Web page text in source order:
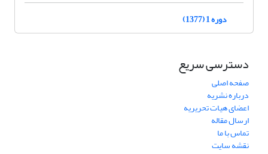
دوره 1 (1377)
دسترسی سریع
صفحه اصلی
درباره نشریه
اعضای هیات تحریریه
ارسال مقاله
تماس با ما
نقشه سایت